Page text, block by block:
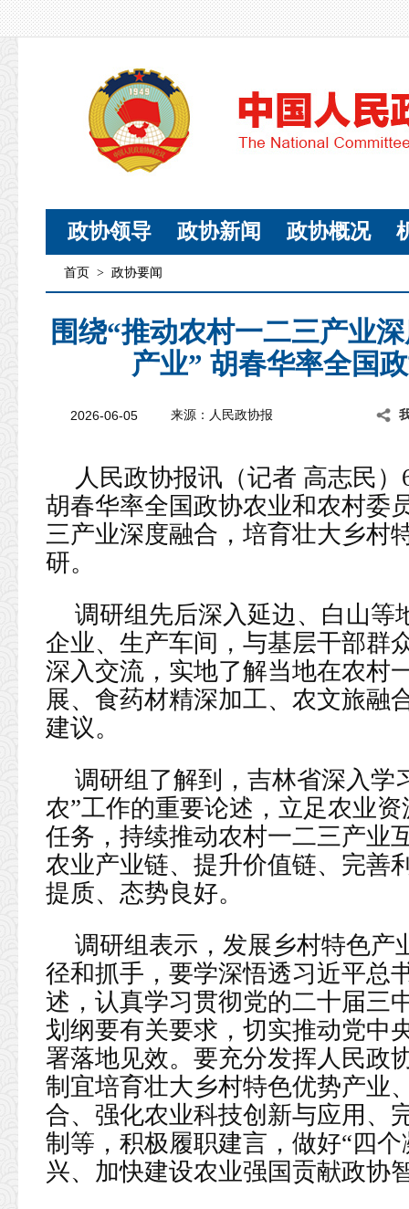
政协领导 政协新闻 政协概况
首页 > 政协要闻
围绕“推动农村一二三产业
产业” 胡春华率全国
2026-06-05 来源：人民政协报
人民政协报讯（记者 高志民
胡春华率全国政协农业和农村委
三产业深度融合，培育壮大乡村
研。
调研组先后深入延边、白山等
企业、生产车间，与基层干部群
深入交流，实地了解当地在农村
展、食药材精深加工、农文旅融
建议。
调研组了解到，吉林省深入学
农”工作的重要论述，立足农业
任务，持续推动农村一二三产业
农业产业链、提升价值链、完善
提质、态势良好。
调研组表示，发展乡村特色产
径和抓手，要学深悟透习近平总
述，认真学习贯彻党的二十届三
划纲要有关要求，切实推动党中
署落地见效。要充分发挥人民政
制宜培育壮大乡村特色优势产业
合、强化农业科技创新与应用、
制等，积极履职建言，做好“四
兴、加快建设农业强国贡献政协